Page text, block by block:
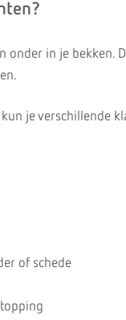
onder in je bekken.
je verschillende
of schede